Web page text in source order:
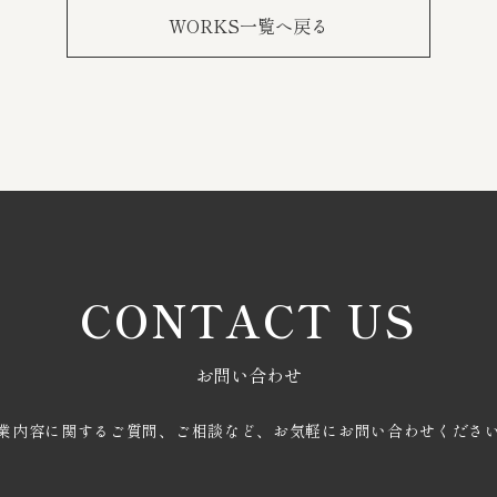
WORKS一覧へ戻る
CONTACT US
お問い合わせ
内容に関するご質問、ご相談など、 お気軽にお問い合わせくださ